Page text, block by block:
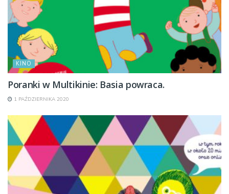
KINO
Poranki w Multikinie: Basia powraca.
1 PAŹDZIERNIKA 2020